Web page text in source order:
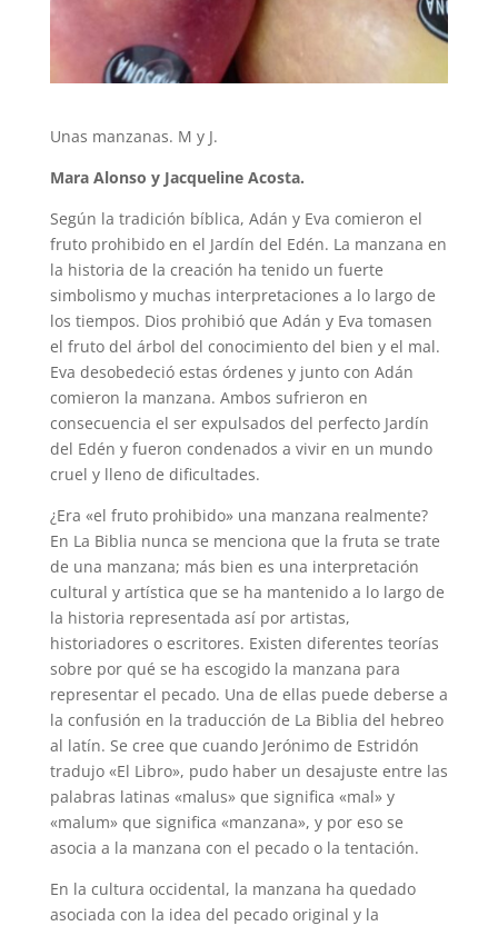
Unas manzanas. M y J.
Mara Alonso y Jacqueline Acosta.
Según la tradición bíblica, Adán y Eva comieron el
fruto prohibido en el Jardín del Edén. La manzana en
la historia de la creación ha tenido un fuerte
simbolismo y muchas interpretaciones a lo largo de
los tiempos. Dios prohibió que Adán y Eva tomasen
el fruto del árbol del conocimiento del bien y el mal.
Eva desobedeció estas órdenes y junto con Adán
comieron la manzana. Ambos sufrieron en
consecuencia el ser expulsados del perfecto Jardín
del Edén y fueron condenados a vivir en un mundo
cruel y lleno de dificultades.
¿Era «el fruto prohibido» una manzana realmente?
En La Biblia nunca se menciona que la fruta se trate
de una manzana; más bien es una interpretación
cultural y artística que se ha mantenido a lo largo de
la historia representada así por artistas,
historiadores o escritores. Existen diferentes teorías
sobre por qué se ha escogido la manzana para
representar el pecado. Una de ellas puede deberse a
la confusión en la traducción de La Biblia del hebreo
al latín. Se cree que cuando Jerónimo de Estridón
tradujo «El Libro», pudo haber un desajuste entre las
palabras latinas «malus» que significa «mal» y
«malum» que significa «manzana», y por eso se
asocia a la manzana con el pecado o la tentación.
En la cultura occidental, la manzana ha quedado
asociada con la idea del pecado original y la